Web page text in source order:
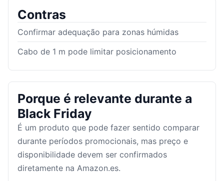
Contras
Confirmar adequação para zonas húmidas
Cabo de 1 m pode limitar posicionamento
Porque é relevante durante a
Black Friday
É um produto que pode fazer sentido comparar
durante períodos promocionais, mas preço e
disponibilidade devem ser confirmados
diretamente na Amazon.es.